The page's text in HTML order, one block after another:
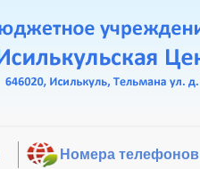
Номера телефонов